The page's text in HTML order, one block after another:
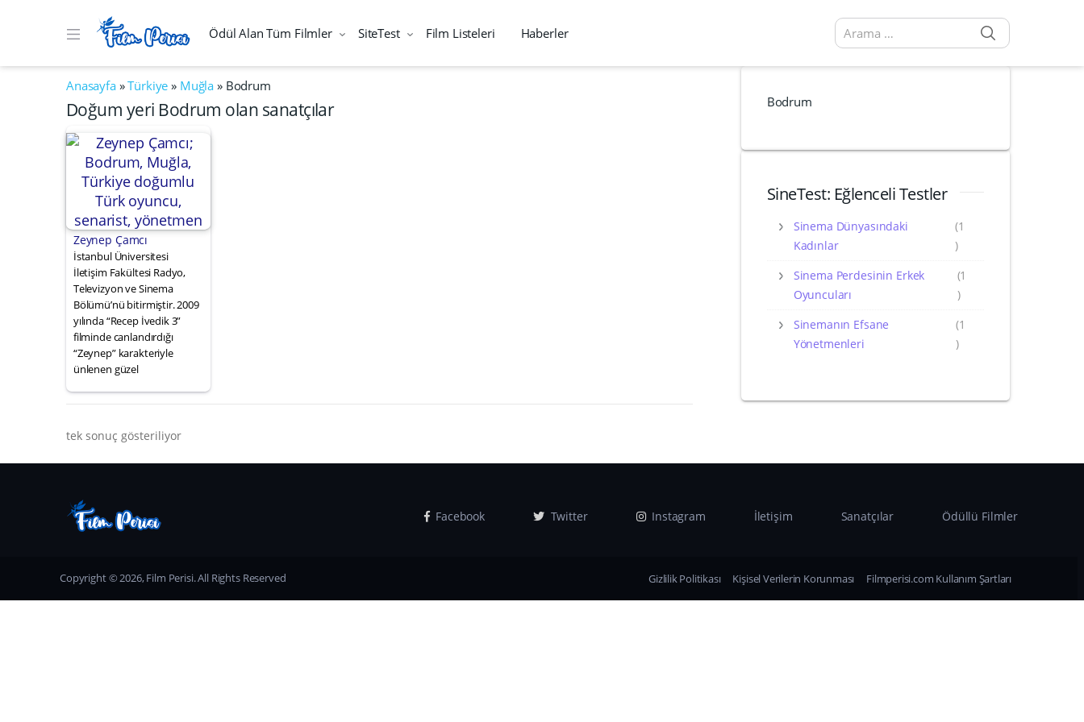
Ödül Alan Tüm Filmler SiteTest Film Listeleri Haberler
Arama sonuçları:
Anasayfa»Türkiye » Muğla » Bodrum
Doğum yeri Bodrum olan sanatçılar
Zeynep Çamcı
İstanbul Üniversitesi
İletişim Fakültesi Radyo,
Televizyon ve Sinema
Bölümü’nü bitirmiştir. 2009
yılında “Recep İvedik 3”
filminde canlandırdığı
“Zeynep” karakteriyle
ünlenen güzel
tek sonuç gösteriliyor
Bodrum
SineTest: Eğlenceli Testler
Sinema Dünyasındaki
Kadınlar
(1
)
Sinema Perdesinin Erkek
Oyuncuları
(1
)
Sinemanın Efsane
Yönetmenleri
(1
)
Facebook Twitter Instagram İletişim Sanatçılar Ödüllü Filmler
Copyright © 2026, Film Perisi. All Rights Reserved Gizlilik Politikası Kişisel Verilerin Korunması Filmperisi.com Kullanım Şartları